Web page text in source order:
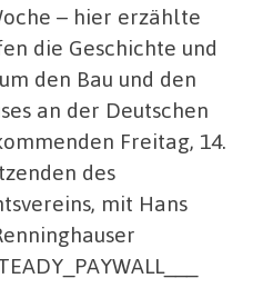
– hier erzählte
die Geschichte und
den Bau und den
an der Deutschen
Freitag, 14.
des
mit Hans